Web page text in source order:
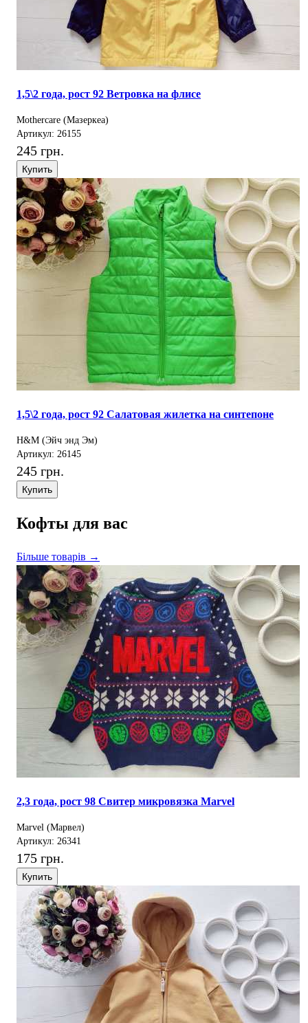
1,5\2 года, рост 92 Ветровка на флисе
Mothercare (Мазеркеа)
Артикул: 26155
245 грн.
Купить
1,5\2 года, рост 92 Салатовая жилетка на синтепоне
H&M (Эйч энд Эм)
Артикул: 26145
245 грн.
Купить
Кофты для вас
Більше товарів →
2,3 года, рост 98 Свитер микровязка Marvel
Marvel (Марвел)
Артикул: 26341
175 грн.
Купить